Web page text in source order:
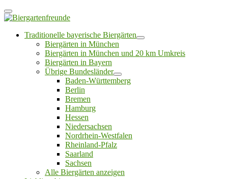
Traditionelle bayerische Biergärten
Biergärten in München
Biergärten in München und 20 km Umkreis
Biergärten in Bayern
Übrige Bundesländer
Baden-Württemberg
Berlin
Bremen
Hamburg
Hessen
Niedersachsen
Nordrhein-Westfalen
Rheinland-Pfalz
Saarland
Sachsen
Alle Biergärten anzeigen